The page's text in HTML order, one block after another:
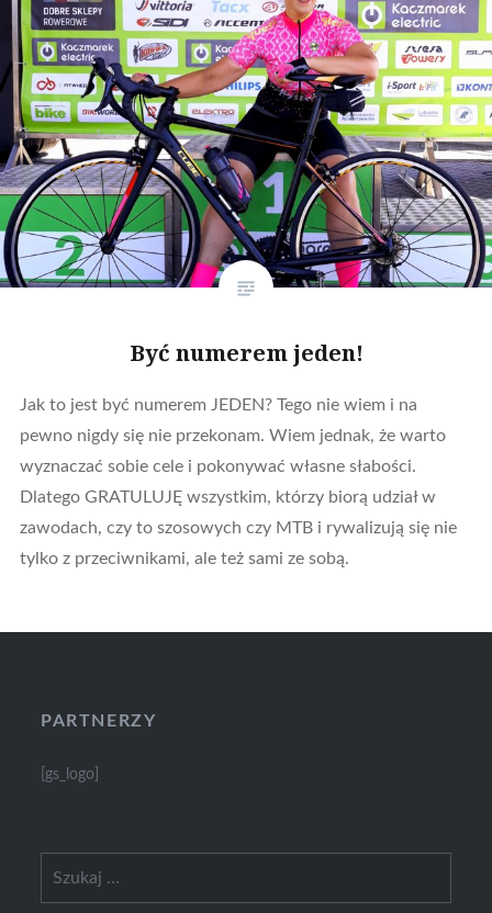
Być numerem jeden!
Jak to jest być numerem JEDEN? Tego nie wiem i na
pewno nigdy się nie przekonam. Wiem jednak, że warto
wyznaczać sobie cele i pokonywać własne słabości.
Dlatego GRATULUJĘ wszystkim, którzy biorą udział w
zawodach, czy to szosowych czy MTB i rywalizują się nie
tylko z przeciwnikami, ale też sami ze sobą.
PARTNERZY
[gs_logo]